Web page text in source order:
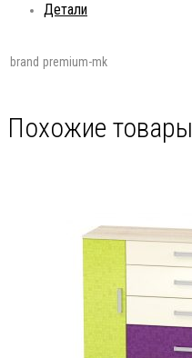
Детали
brand premium-mk
Похожие товары